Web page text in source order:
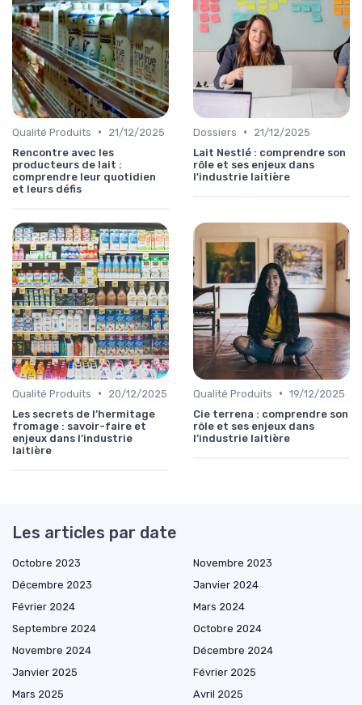
Qualité Produits •
21/12/2025
Rencontre avec les
producteurs de lait :
comprendre leur quotidien
et leurs défis
Dossiers •
21/12/2025
Lait Nestlé : comprendre son
rôle et ses enjeux dans
l'industrie laitière
Qualité Produits •
20/12/2025
Les secrets de l’hermitage
fromage : savoir-faire et
enjeux dans l’industrie
laitière
Qualité Produits • 19/12/2025
Cie terrena : comprendre son
rôle et ses enjeux dans
l’industrie laitière
Les articles par date
Octobre 2023
Novembre 2023
Décembre 2023
Janvier 2024
Février 2024
Mars 2024
Septembre 2024
Octobre 2024
Novembre 2024
Décembre 2024
Janvier 2025
Février 2025
Mars 2025
Avril 2025